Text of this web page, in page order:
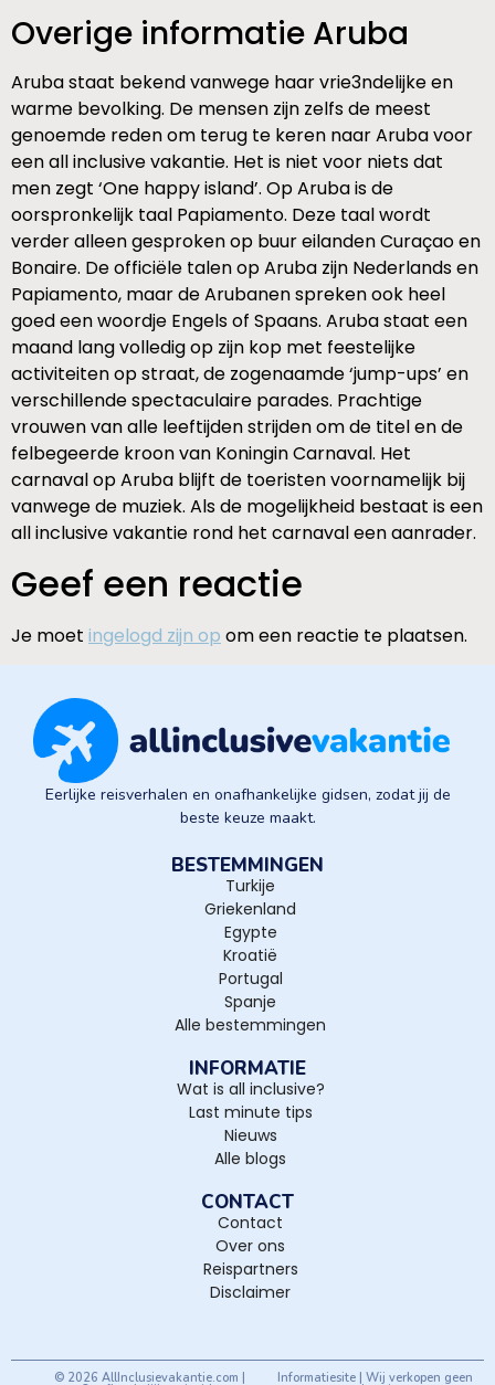
Overige informatie Aruba
Aruba staat bekend vanwege haar vrie3ndelijke en
warme bevolking. De mensen zijn zelfs de meest
genoemde reden om terug te keren naar Aruba voor
een all inclusive vakantie. Het is niet voor niets dat
men zegt ‘One happy island’. Op Aruba is de
oorspronkelijk taal Papiamento. Deze taal wordt
verder alleen gesproken op buur eilanden Curaçao en
Bonaire. De officiële talen op Aruba zijn Nederlands en
Papiamento, maar de Arubanen spreken ook heel
goed een woordje Engels of Spaans. Aruba staat een
maand lang volledig op zijn kop met feestelijke
activiteiten op straat, de zogenaamde ‘jump-ups’ en
verschillende spectaculaire parades. Prachtige
vrouwen van alle leeftijden strijden om de titel en de
felbegeerde kroon van Koningin Carnaval. Het
carnaval op Aruba blijft de toeristen voornamelijk bij
vanwege de muziek. Als de mogelijkheid bestaat is een
all inclusive vakantie rond het carnaval een aanrader.
Geef een reactie
Je moet ingelogd zijn op om een reactie te plaatsen.
Eerlijke reisverhalen en onafhankelijke gidsen, zodat jij de
beste keuze maakt.
BESTEMMINGEN
Turkije
Griekenland
Egypte
Kroatië
Portugal
Spanje
Alle bestemmingen
INFORMATIE
Wat is all inclusive?
Last minute tips
Nieuws
Alle blogs
CONTACT
Contact
Over ons
Reispartners
Disclaimer
© 2026 AllInclusievakantie.com | Informatiesite | Wij verkopen geen